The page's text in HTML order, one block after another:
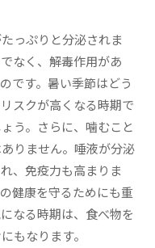
っぷりと分泌されま
なく、解毒作用があ
です。暑い季節はどう
スクが高くなる時期で
う。さらに、噛むこと
りません。唾液が分泌
、免疫力も高まりま
健康を守るためにも重
なる時期は、食べ物を
もなります。